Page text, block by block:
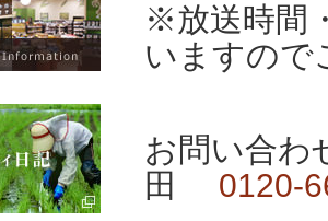
※放送時間
いますので
お問い合わ
田 0120-